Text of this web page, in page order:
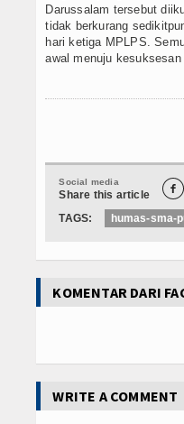
Darussalam tersebut
tidak berkurang
hari ketiga MPLPS.
awal menuju
Social media
Share this article 
TAGS: humas-sma-
KOMENTAR DARI
WRITE A COMMENT